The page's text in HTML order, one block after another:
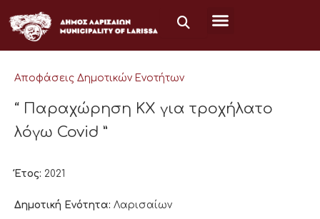
στο
περιεχόμενο
Αποφάσεις Δημοτικών Ενοτήτων
“ Παραχώρηση ΚΧ για τροχήλατο
λόγω Covid ”
Έτος: 2021
Δημοτική Ενότητα: Λαρισαίων